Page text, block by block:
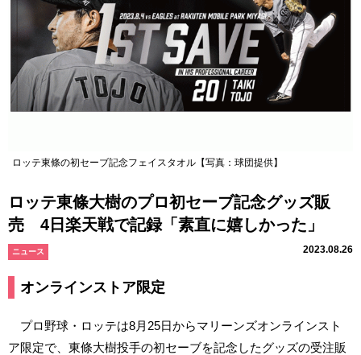
ロッテ東條の初セーブ記念フェイスタオル【写真：球団提供】
ロッテ東條大樹のプロ初セーブ記念グッズ販
売 4日楽天戦で記録「素直に嬉しかった」
ニュース 2023.08.26
オンラインストア限定
プロ野球・ロッテは8月25日からマリーンズオンラインスト
ア限定で、東條大樹投手の初セーブを記念したグッズの受注販